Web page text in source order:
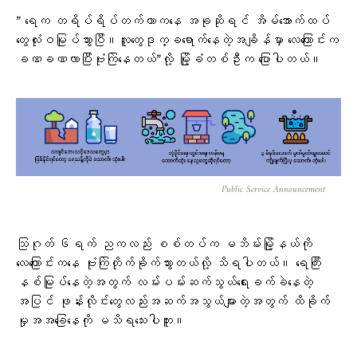
” ရေက တရိပ်ရိပ်တက်တာကနေ အခုဆိုရင် အိမ်အောက်ထပ်
တွေလုံးဝမြုပ်သွားပြီ။လူတွေဒုက္ခရောက်နေတဲ့အချိန်မှာ လေကြောင်းက
ခဏခဏလာပြီးဗုံးကြဲနေတယ်”လို့ မြို့ခံတစ်ဦးက ပြောပါတယ်။
Public Service Announcement
သြဂုတ် ၆ရက် ညကလည်း စစ်တပ်က မဘိမ်းမြို့နယ်ကို
လေကြောင်းကနေ ဗုံးကြဲတိုက်ခိုက်သွားတယ်လို့ သိရပါတယ်။ ရေကြီး
နစ်မြုပ်နေတဲ့အတွက် လမ်းပမ်းဆက်သွယ်ရေးခက်ခဲနေတဲ့
အပြင် ဖုန်းလိုင်းတွေလည်းအဆက်အသွယ်များတဲ့အတွက် ထိခိုက်
မှုအအခြေနေကို မသိရသေးပါဘူး။